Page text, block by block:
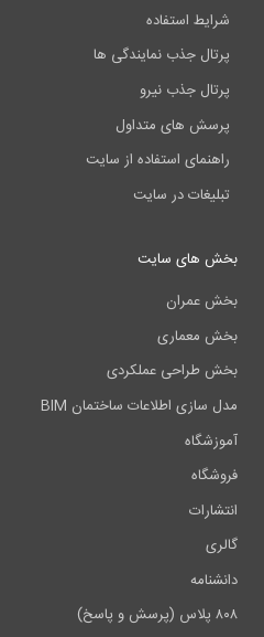
شرایط استفاده
پرتال جذب نمایندگی ها
پرتال جذب نیرو
پرسش های متداول
راهنمای استفاده از سایت
تبلیغات در سایت
بخش های سایت
بخش عمران
بخش معماری
بخش طراحی عملکردی
مدل سازی اطلاعات ساختمان BIM
آموزشگاه
فروشگاه
انتشارات
گالری
دانشنامه
۸۰۸ پلاس (پرسش و پاسخ)